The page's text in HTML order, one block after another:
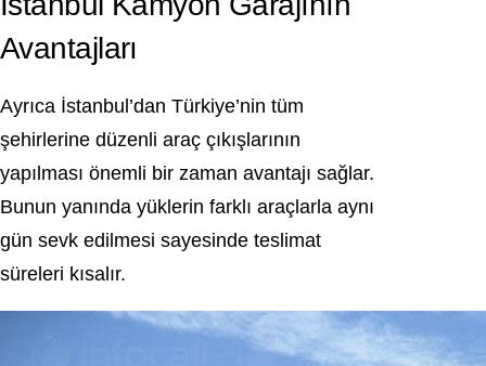
Avantajları
Ayrıca İstanbul’dan Türkiye’nin tüm
şehirlerine düzenli araç çıkışlarının
yapılması önemli bir zaman avantajı sağlar.
Bunun yanında yüklerin farklı araçlarla aynı
gün sevk edilmesi sayesinde teslimat
süreleri kısalır.